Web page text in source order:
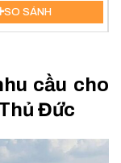
SO SÁNH
cầu cho
Đức